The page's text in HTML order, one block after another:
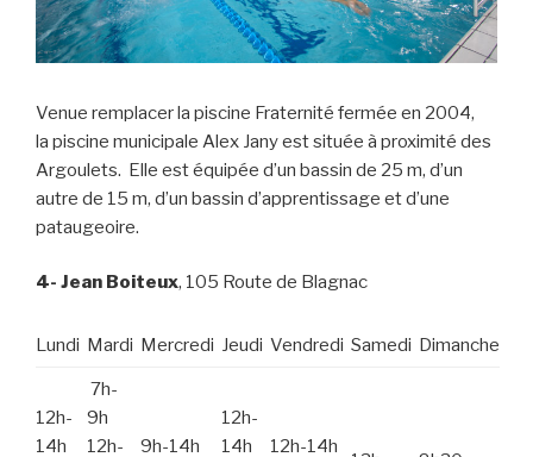
Venue remplacer la piscine Fraternité fermée en 2004,
la piscine municipale Alex Jany est située à proximité des
Argoulets. Elle est équipée d’un bassin de 25 m, d’un
autre de 15 m, d’un bassin d’apprentissage et d’une
pataugeoire.
4- Jean Boiteux, 105 Route de Blagnac
Lundi Mardi Mercredi Jeudi Vendredi Samedi Dimanche
12h-
14h
7h-
9h
12h-
9h-14h
12h-
14h
12h-14h